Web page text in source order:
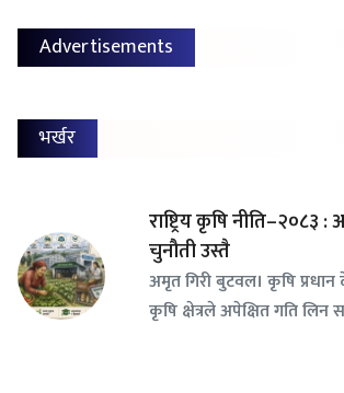
Advertisements
भर्खर
राष्ट्रिय कृषि नीति–२०८३ :
चुनौती उस्तै
अमृत गिरी बुटवल। कृषि
कृषि क्षेत्रले अपेक्षित गति